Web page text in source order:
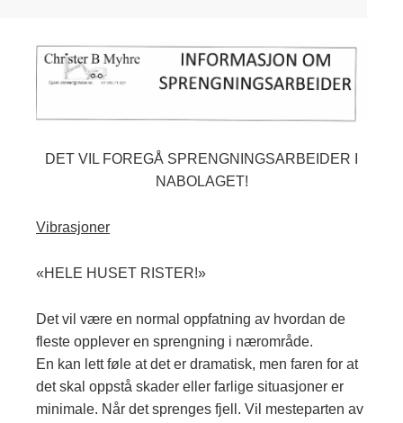
DET VIL FOREGÅ SPRENGNINGSARBEIDER I
NABOLAGET!
Vibrasjoner
«HELE HUSET RISTER!»
Det vil være en normal oppfatning av hvordan de
fleste opplever en sprengning i nærområde.
En kan lett føle at det er dramatisk, men faren for at
det skal oppstå skader eller farlige situasjoner er
minimale. Når det sprenges fjell. Vil mesteparten av